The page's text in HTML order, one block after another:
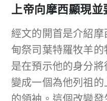
上帝向摩西顯現
經文的開首是介紹
甸祭司葉特羅牧羊
是在預示他的身分
變成一個為他列祖